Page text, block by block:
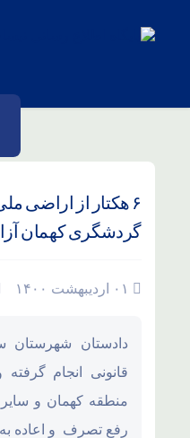
۶ هکتار از اراضی
گردشگری کهمان
دادستان شهرستان
قانونی انجام گرفته
منطقه کهمان و
رفع تصرف و اعاده